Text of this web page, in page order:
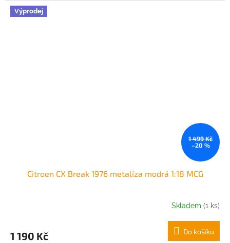
Výprodej
1 499 Kč
–20 %
Citroen CX Break 1976 metalíza modrá 1:18 MCG
Skladem (1 ks)
1 190 Kč Do košíku